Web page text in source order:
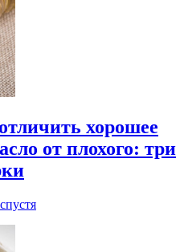
хорошее
от плохого: три